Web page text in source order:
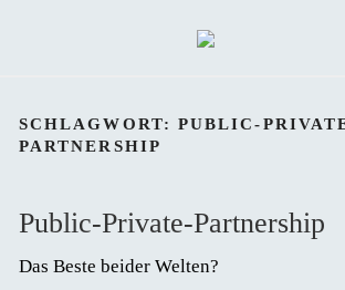
Inhalt
springen
nach:
SCHLAGWORT: PUBLIC-
PARTNERSHIP
Public-Private-Partnership
Das Beste beider Welten?